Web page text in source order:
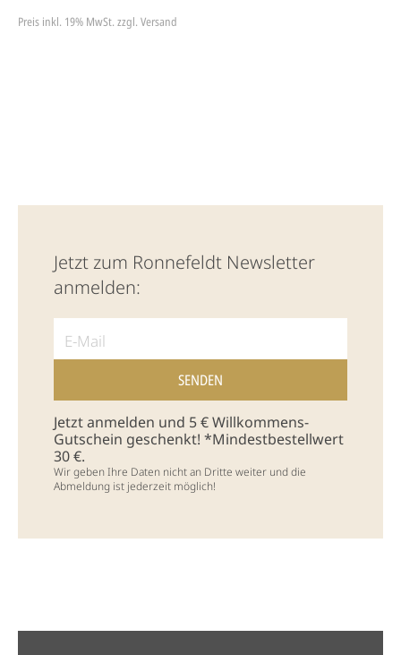
Preis inkl. 19% MwSt. zzgl. Versand
Jetzt zum Ronnefeldt Newsletter
anmelden:
Jetzt anmelden und 5 € Willkommens-
Gutschein geschenkt! *Mindestbestellwert
30 €.
Wir geben Ihre Daten nicht an Dritte weiter und die
Abmeldung ist jederzeit möglich!